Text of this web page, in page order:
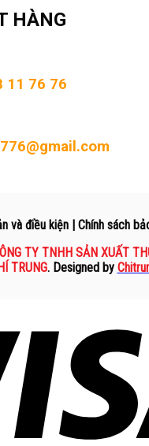
HÀNG
11 76 76
và điều kiện | Chính sách
TY TNHH SẢN XUẤT
TRUNG. Designed by